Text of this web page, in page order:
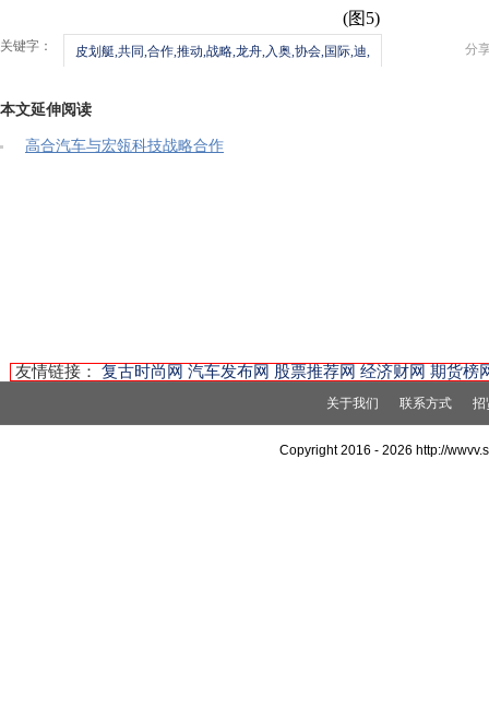
(图5)
分
关键字： 皮划艇,共同,合作,推动,战略,龙舟,入奥,协会,国际,迪,
本文延伸阅读
高合汽车与宏瓴科技战略合作
友情链接： 复古时尚网 汽车发布网 股票推荐网 经济财网 期货榜
关于我们 联系方式 招
Copyright 2016 - 2026 http://